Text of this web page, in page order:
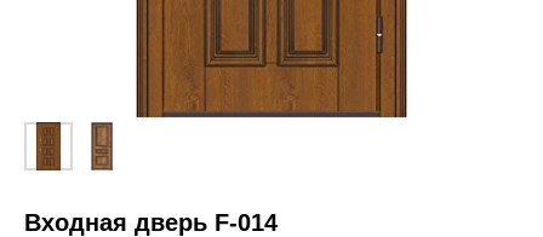
Входная дверь F-014